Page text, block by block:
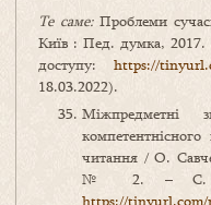
Те саме:Проблеми
Київ : Пед. думка,
доступу: https://
18.03.2022).
Міжпредметні
читання / О.
№ 2. – С.
https://tinyurl.com/